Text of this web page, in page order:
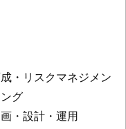
・リスクマネジメン
グ
・設計・運用